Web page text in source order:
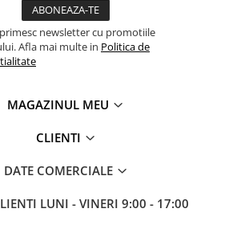
newsletter cu promotiile
Afla mai multe in Politica de
MAGAZINUL MEU
CLIENTI
DATE COMERCIALE
LUNI - VINERI 9:00 - 17:00